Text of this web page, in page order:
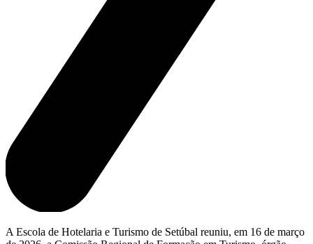
A Escola de Hotelaria e Turismo de Setúbal reuniu, em 16 de março